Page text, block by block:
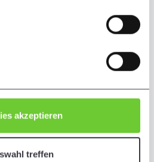
den Link in unsere
akzeptieren
treffen
Dr.Güldener GmbH